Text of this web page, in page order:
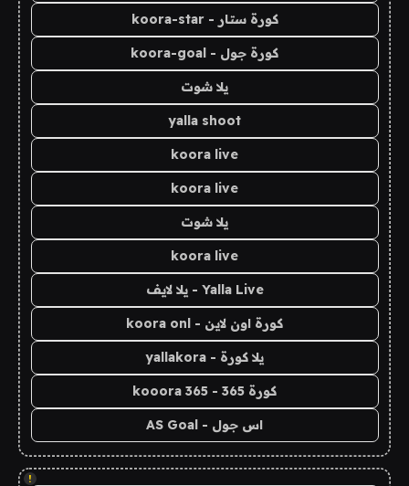
كورة ستار - koora-star
كورة جول - koora-goal
يلا شوت
yalla shoot
koora live
koora live
يلا شوت
koora live
Yalla Live - يلا لايف
كورة اون لاين - koora onl
يلا كورة - yallakora
كورة 365 - kooora 365
اس جول - AS Goal
!